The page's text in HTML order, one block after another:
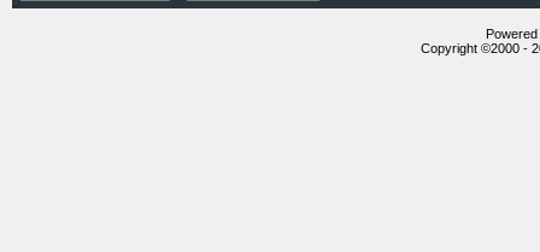
Copyright ©2000 -